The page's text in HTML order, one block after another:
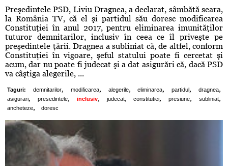
Preşedintele PSD, Liviu Dragnea, a declarat, sâmbătă seara,
la România TV, că el şi partidul său doresc modificarea
Constituţiei în anul 2017, pentru eliminarea imunităţilor
tuturor demnitarilor, inclusiv în ceea ce îl priveşte pe
preşedintele ţării. Dragnea a subliniat că, de altfel, conform
Constituţiei în vigoare, şeful statului poate fi cercetat şi
acum, dar nu poate fi judecat şi a dat asigurări că, dacă PSD
va câştiga alegerile, ...
Taguri: demnitarilor, modificarea, alegerile, eliminarea, partidul , dragnea,
asigurari, presedintele, inclusiv, judecat, constitutiei, presiune, subliniat,
ancheteze, doresc